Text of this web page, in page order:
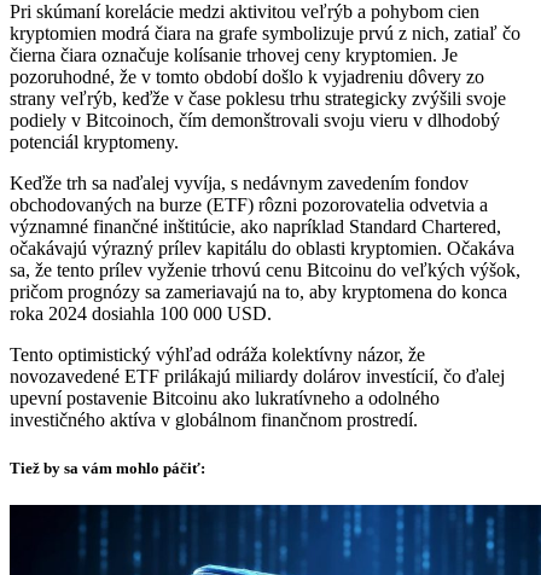
Pri skúmaní korelácie medzi aktivitou veľrýb a pohybom cien
kryptomien modrá čiara na grafe symbolizuje prvú z nich, zatiaľ čo
čierna čiara označuje kolísanie trhovej ceny kryptomien. Je
pozoruhodné, že v tomto období došlo k vyjadreniu dôvery zo
strany veľrýb, keďže v čase poklesu trhu strategicky zvýšili svoje
podiely v Bitcoinoch, čím demonštrovali svoju vieru v dlhodobý
potenciál kryptomeny.
Keďže trh sa naďalej vyvíja, s nedávnym zavedením fondov
obchodovaných na burze (ETF) rôzni pozorovatelia odvetvia a
významné finančné inštitúcie, ako napríklad Standard Chartered,
očakávajú výrazný prílev kapitálu do oblasti kryptomien. Očakáva
sa, že tento prílev vyženie trhovú cenu Bitcoinu do veľkých výšok,
pričom prognózy sa zameriavajú na to, aby kryptomena do konca
roka 2024 dosiahla 100 000 USD.
Tento optimistický výhľad odráža kolektívny názor, že
novozavedené ETF prilákajú miliardy dolárov investícií, čo ďalej
upevní postavenie Bitcoinu ako lukratívneho a odolného
investičného aktíva v globálnom finančnom prostredí.
Tiež by sa vám mohlo páčiť: